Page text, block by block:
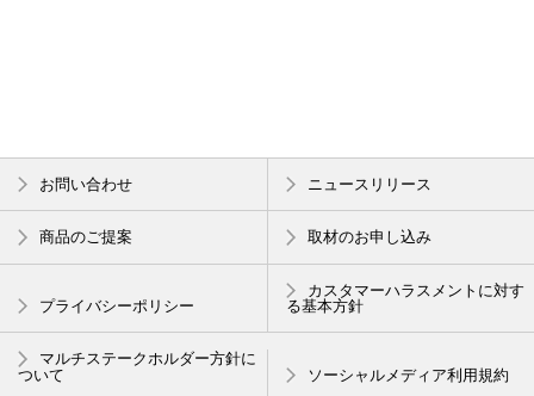
お問い合わせ ニュースリリース
商品のご提案 取材のお申し込み
プライバシーポリシー
カスタマーハラスメントに対す
る基本方針
マルチステークホルダー方針に
ついて
ソーシャルメディア利用規約